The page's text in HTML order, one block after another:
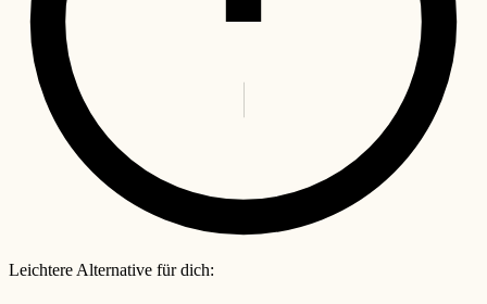
Leichtere Alternative für dich: